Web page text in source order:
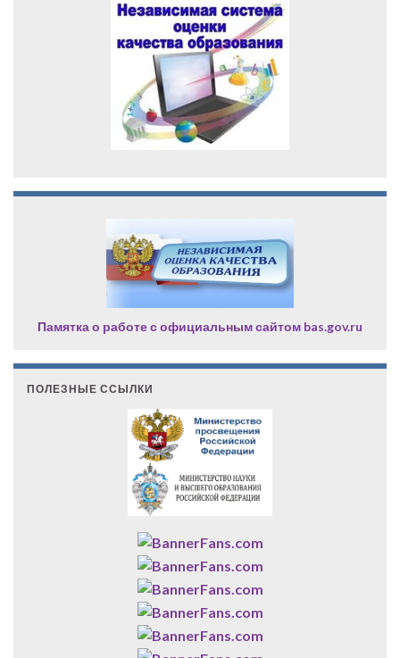
Памятка о работе с официальным сайтом bas.gov.ru
ПОЛЕЗНЫЕ ССЫЛКИ